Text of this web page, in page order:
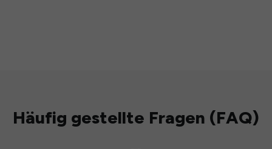
Häufig gestellte Fragen (FAQ)